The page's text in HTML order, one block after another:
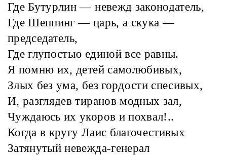
Где Бутурлин — невежд законодатель,
Где Шеппинг — царь, а скука —
председатель,
Где глупостью единой все равны.
Я помню их, детей самолюбивых,
Злых без ума, без гордости спесивых,
И, разглядев тиранов модных зал,
Чуждаюсь их укоров и похвал!..
Когда в кругу Лаис благочестивых
Затянутый невежда-генерал